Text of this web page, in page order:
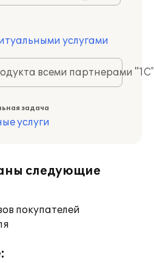
услугами
всеми партнерами
задача
услуги
следующие
покупателей